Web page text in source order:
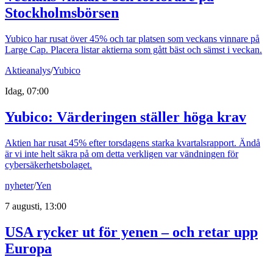
Stockholmsbörsen
Yubico har rusat över 45% och tar platsen som veckans vinnare på
Large Cap. Placera listar aktierna som gått bäst och sämst i veckan.
Aktieanalys/Yubico
Idag, 07:00
Yubico: Värderingen ställer höga krav
Aktien har rusat 45% efter torsdagens starka kvartalsrapport. Ändå
är vi inte helt säkra på om detta verkligen var vändningen för
cybersäkerhetsbolaget.
nyheter/Yen
7 augusti, 13:00
USA rycker ut för yenen – och retar upp
Europa